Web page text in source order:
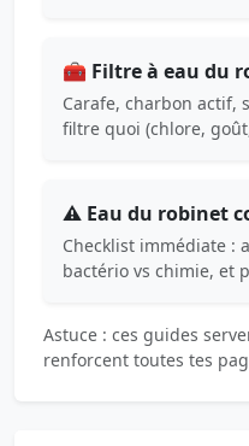
🧰 Filtre à eau du
Carafe, charbon actif,
filtre quoi (chlore,
⚠️ Eau du robinet
Checklist immédiate :
bactério vs chimie, et
Astuce : ces guides
renforcent toutes tes